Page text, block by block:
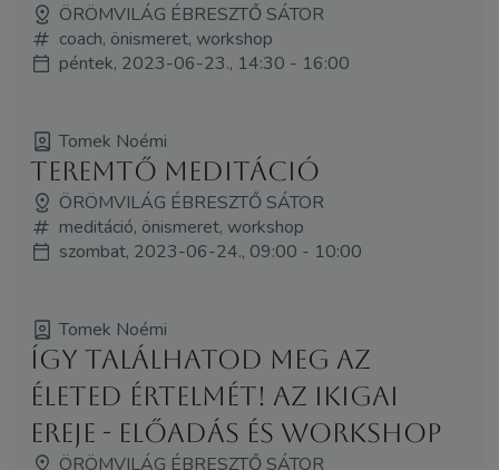
ÖRÖMVILÁG ÉBRESZTŐ SÁTOR
coach, önismeret, workshop
péntek, 2023-06-23., 14:30 - 16:00
Tomek Noémi
Teremtő meditáció
ÖRÖMVILÁG ÉBRESZTŐ SÁTOR
meditáció, önismeret, workshop
szombat, 2023-06-24., 09:00 - 10:00
Tomek Noémi
Így találhatod meg az
életed értelmét! Az IKIGAI
ereje - előadás és workshop
ÖRÖMVILÁG ÉBRESZTŐ SÁTOR